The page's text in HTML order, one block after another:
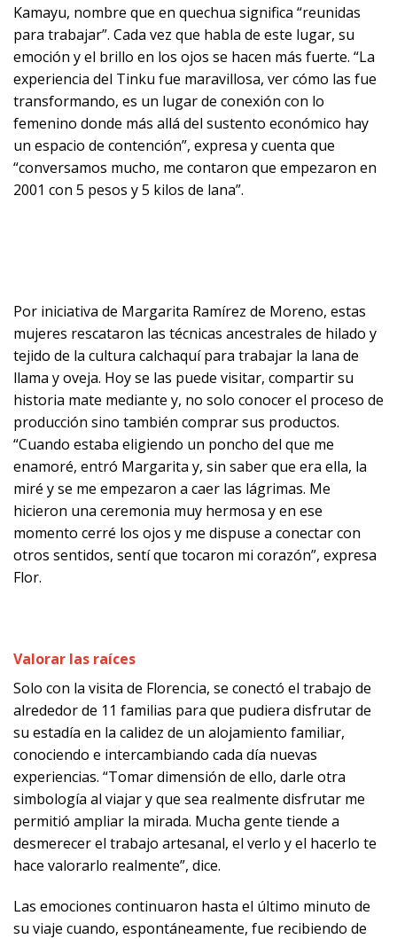
Kamayu, nombre que en quechua significa “reunidas
para trabajar”. Cada vez que habla de este lugar, su
emoción y el brillo en los ojos se hacen más fuerte. “La
experiencia del Tinku fue maravillosa, ver cómo las fue
transformando, es un lugar de conexión con lo
femenino donde más allá del sustento económico hay
un espacio de contención”, expresa y cuenta que
“conversamos mucho, me contaron que empezaron en
2001 con 5 pesos y 5 kilos de lana”.
Por iniciativa de Margarita Ramírez de Moreno, estas
mujeres rescataron las técnicas ancestrales de hilado y
tejido de la cultura calchaquí para trabajar la lana de
llama y oveja. Hoy se las puede visitar, compartir su
historia mate mediante y, no solo conocer el proceso de
producción sino también comprar sus productos.
“Cuando estaba eligiendo un poncho del que me
enamoré, entró Margarita y, sin saber que era ella, la
miré y se me empezaron a caer las lágrimas. Me
hicieron una ceremonia muy hermosa y en ese
momento cerré los ojos y me dispuse a conectar con
otros sentidos, sentí que tocaron mi corazón”, expresa
Flor.
Valorar las raíces
Solo con la visita de Florencia, se conectó el trabajo de
alrededor de 11 familias para que pudiera disfrutar de
su estadía en la calidez de un alojamiento familiar,
conociendo e intercambiando cada día nuevas
experiencias. “Tomar dimensión de ello, darle otra
simbología al viajar y que sea realmente disfrutar me
permitió ampliar la mirada. Mucha gente tiende a
desmerecer el trabajo artesanal, el verlo y el hacerlo te
hace valorarlo realmente”, dice.
Las emociones continuaron hasta el último minuto de
su viaje cuando, espontáneamente, fue recibiendo de